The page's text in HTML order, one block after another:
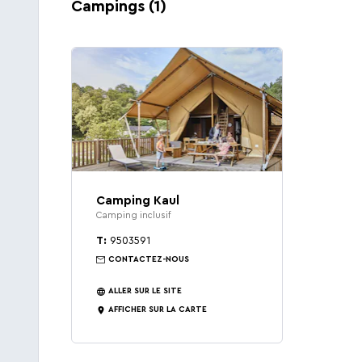
exactement ce que Wiltz a à vous offrir.
Campings (1)
Camping Kaul
Camping inclusif
T: 9503591
CONTACTEZ-NOUS
ALLER SUR LE SITE
AFFICHER SUR LA CARTE